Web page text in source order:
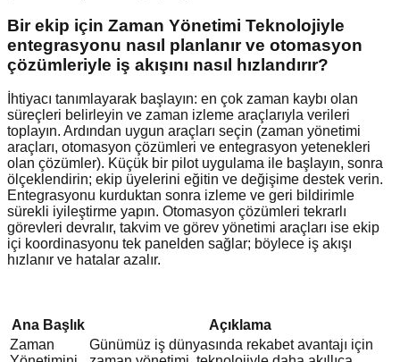
Bir ekip için Zaman Yönetimi Teknolojiyle
entegrasyonu nasıl planlanır ve otomasyon
çözümleriyle iş akışını nasıl hızlandırır?
İhtiyacı tanımlayarak başlayın: en çok zaman kaybı olan
süreçleri belirleyin ve zaman izleme araçlarıyla verileri
toplayın. Ardından uygun araçları seçin (zaman yönetimi
araçları, otomasyon çözümleri ve entegrasyon yetenekleri
olan çözümler). Küçük bir pilot uygulama ile başlayın, sonra
ölçeklendirin; ekip üyelerini eğitin ve değişime destek verin.
Entegrasyonu kurduktan sonra izleme ve geri bildirimle
sürekli iyileştirme yapın. Otomasyon çözümleri tekrarlı
görevleri devralır, takvim ve görev yönetimi araçları ise ekip
içi koordinasyonu tek panelden sağlar; böylece iş akışı
hızlanır ve hatalar azalır.
Ana Başlık
Açıklama
Zaman
Günümüz iş dünyasında rekabet avantajı için